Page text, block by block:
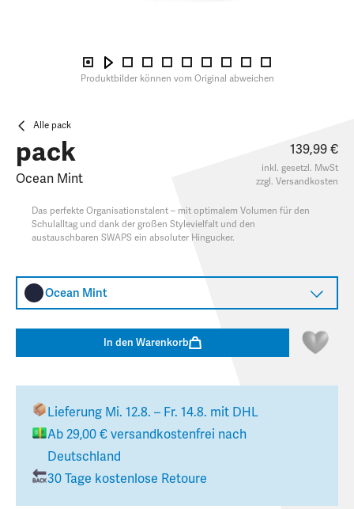
Produktbilder können vom Original abweichen
Alle pack
pack
Ocean Mint
139,99 €
inkl. gesetzl. MwSt
zzgl. Versandkosten
Das perfekte Organisationstalent – mit optimalem Volumen für den
Schulalltag und dank der großen Stylevielfalt und den
austauschbaren SWAPS ein absoluter Hingucker.​
Ocean Mint
In den Warenkorb
Lieferung Mi. 12.8. – Fr. 14.8. mit DHL
Ab 29,00 € versandkostenfrei nach
Deutschland
30 Tage kostenlose Retoure